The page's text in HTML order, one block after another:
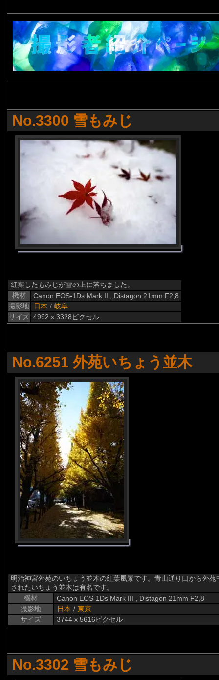
No.3300 雪もみじ
紅葉したもみじが雪の上に落ちました。
機材
Canon EOS-1Ds Mark II , Distagon 21mm F2,8
撮影地
日本 / 岐阜
サイズ 4992 x 3328ピクセル
No.6251 外苑いちょう並木
明治神宮外苑のいちょう並木の紅葉風景です。青山通り口から外
されたいちょう並木は有名です。
機材
Canon EOS-1Ds Mark III , Distagon 21mm F2,8
撮影地
日本 / 東京
サイズ
3744 x 5616ピクセル
No.3302 雪もみじ